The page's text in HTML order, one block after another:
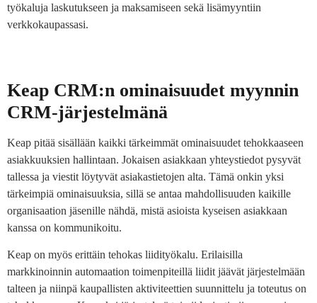
työkaluja laskutukseen ja maksamiseen sekä lisämyyntiin
verkkokaupassasi.
Keap CRM:n ominaisuudet myynnin
CRM-järjestelmänä
Keap pitää sisällään kaikki tärkeimmät ominaisuudet tehokkaaseen
asiakkuuksien hallintaan. Jokaisen asiakkaan yhteystiedot pysyvät
tallessa ja viestit löytyvät asiakastietojen alta. Tämä onkin yksi
tärkeimpiä ominaisuuksia, sillä se antaa mahdollisuuden kaikille
organisaation jäsenille nähdä, mistä asioista kyseisen asiakkaan
kanssa on kommunikoitu.
Keap on myös erittäin tehokas liidityökalu. Erilaisilla
markkinoinnin automaation toimenpiteillä liidit jäävät järjestelmään
talteen ja niinpä kaupallisten aktiviteettien suunnittelu ja toteutus on